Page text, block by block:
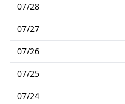
07/28
07/27
07/26
07/25
07/24